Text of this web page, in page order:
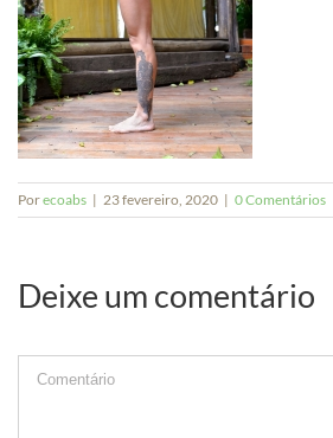
Porecoabs | 23 fevereiro, 2020 | 0 Comentários
Deixe um comentário
Comment